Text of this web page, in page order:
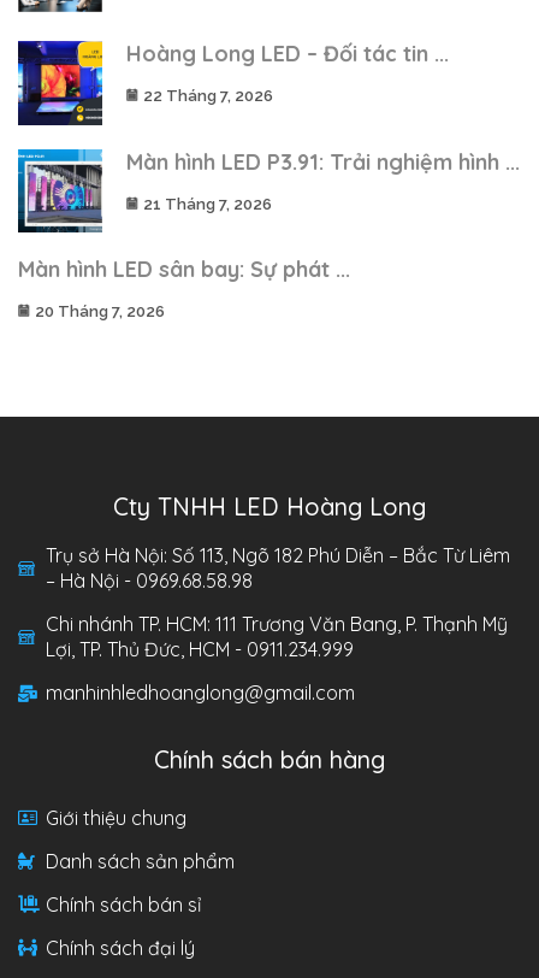
Hoàng Long LED – Đối tác tin ...
22 Tháng 7, 2026
Màn hình LED P3.91: Trải nghiệm hình ...
21 Tháng 7, 2026
Màn hình LED sân bay: Sự phát ...
20 Tháng 7, 2026
Cty TNHH LED Hoàng Long
Trụ sở Hà Nội: Số 113, Ngõ 182 Phú Diễn – Bắc Từ Liêm
– Hà Nội - 0969.68.58.98
Chi nhánh TP. HCM: 111 Trương Văn Bang, P. Thạnh Mỹ
Lợi, TP. Thủ Đức, HCM - 0911.234.999
manhinhledhoanglong@gmail.com
Chính sách bán hàng
Giới thiệu chung
Danh sách sản phẩm
Chính sách bán sỉ
Chính sách đại lý